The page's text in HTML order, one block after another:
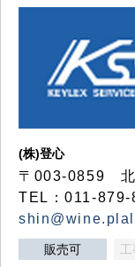
(株)登心
〒003-0859 北
TEL：011-
販売可